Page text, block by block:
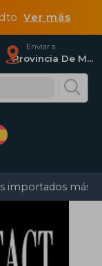
dtoVer más
Enviar a
Provincia De Madrid
importados más